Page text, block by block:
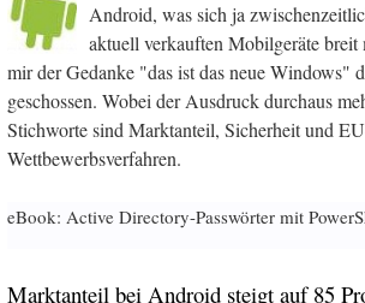
Android, was sich ja
aktuell verkauften Mobilgeräte breit
mir der Gedanke "das ist das neue Windows"
geschossen. Wobei der Ausdruck durchaus
Stichworte sind Marktanteil, Sicherheit und
Wettbewerbsverfahren.
eBook: Active Directory-Passwörter mit
Marktanteil bei Android steigt auf 85